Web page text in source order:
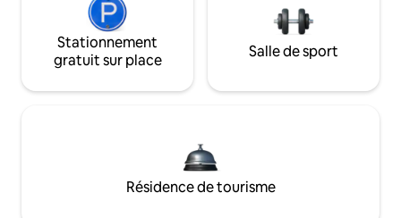
Stationnement
gratuit sur place
Salle de sport
Résidence de tourisme